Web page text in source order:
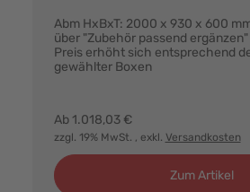
Abm HxBxT: 2000 x 930 x 600
über "Zubehör passend
Preis erhöht sich entsprechend
gewählter Boxen
Ab 1.018,03 €
zzgl. 19% MwSt. , exkl. Versandkosten
Zum Artikel